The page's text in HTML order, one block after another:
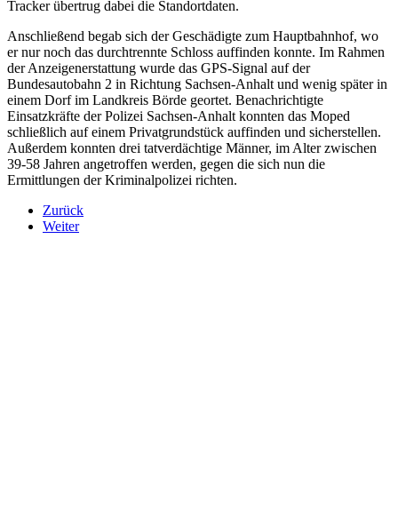
Tracker übertrug dabei die Standortdaten.
Anschließend begab sich der Geschädigte zum Hauptbahnhof, wo
er nur noch das durchtrennte Schloss auffinden konnte. Im Rahmen
der Anzeigenerstattung wurde das GPS-Signal auf der
Bundesautobahn 2 in Richtung Sachsen-Anhalt und wenig später in
einem Dorf im Landkreis Börde geortet. Benachrichtigte
Einsatzkräfte der Polizei Sachsen-Anhalt konnten das Moped
schließlich auf einem Privatgrundstück auffinden und sicherstellen.
Außerdem konnten drei tatverdächtige Männer, im Alter zwischen
39-58 Jahren angetroffen werden, gegen die sich nun die
Ermittlungen der Kriminalpolizei richten.
Zurück
Weiter